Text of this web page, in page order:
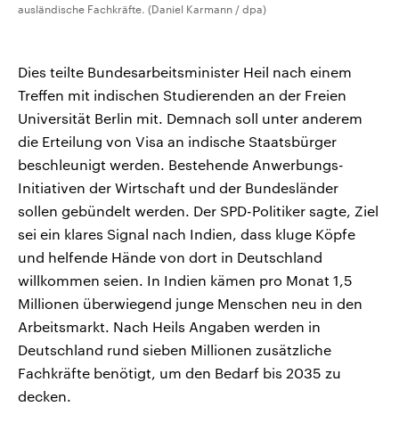
ausländische Fachkräfte. (Daniel Karmann / dpa)
Dies teilte Bundesarbeitsminister Heil nach einem
Treffen mit indischen Studierenden an der Freien
Universität Berlin mit. Demnach soll unter anderem
die Erteilung von Visa an indische Staatsbürger
beschleunigt werden. Bestehende Anwerbungs-
Initiativen der Wirtschaft und der Bundesländer
sollen gebündelt werden. Der SPD-Politiker sagte, Ziel
sei ein klares Signal nach Indien, dass kluge Köpfe
und helfende Hände von dort in Deutschland
willkommen seien. In Indien kämen pro Monat 1,5
Millionen überwiegend junge Menschen neu in den
Arbeitsmarkt. Nach Heils Angaben werden in
Deutschland rund sieben Millionen zusätzliche
Fachkräfte benötigt, um den Bedarf bis 2035 zu
decken.